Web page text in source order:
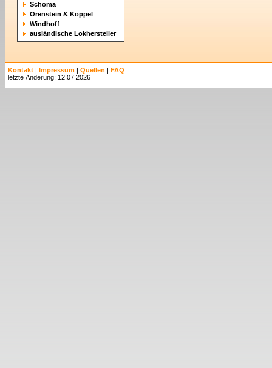
Schöma
Orenstein & Koppel
Windhoff
ausländische Lokhersteller
Kontakt | Impressum | Quellen | FAQ
letzte Änderung: 12.07.2026